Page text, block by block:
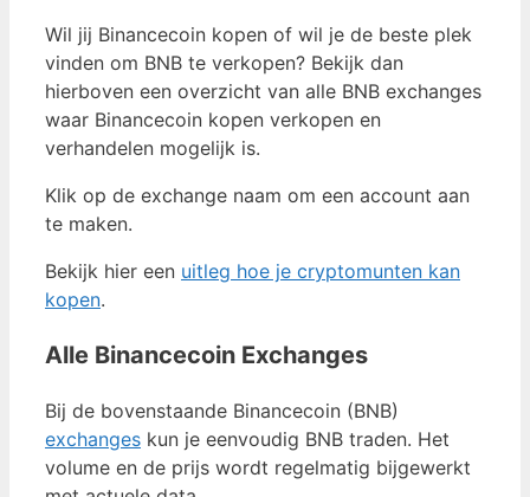
Wil jij Binancecoin kopen of wil je de beste plek
vinden om BNB te verkopen? Bekijk dan
hierboven een overzicht van alle BNB exchanges
waar Binancecoin kopen verkopen en
verhandelen mogelijk is.
Klik op de exchange naam om een account aan
te maken.
Bekijk hier een uitleg hoe je cryptomunten kan
kopen.
Alle Binancecoin Exchanges
Bij de bovenstaande Binancecoin (BNB)
exchanges kun je eenvoudig BNB traden. Het
volume en de prijs wordt regelmatig bijgewerkt